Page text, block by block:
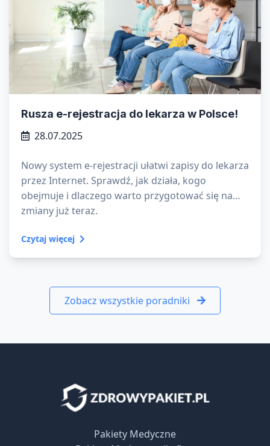
Rusza e-rejestracja do lekarza w Polsce!
28.07.2025
Nowy system e-rejestracji ułatwi zapisy do lekarza
przez Internet. Sprawdź, jak działa, kogo
obejmuje i dlaczego warto przygotować się na
zmiany już teraz.
Czytaj więcej
Zobacz wszystkie poradniki
Pakiety Medyczne